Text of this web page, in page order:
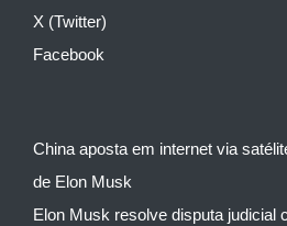
X (Twitter)
Facebook
China aposta em internet via
de Elon Musk
Elon Musk resolve disputa judicial